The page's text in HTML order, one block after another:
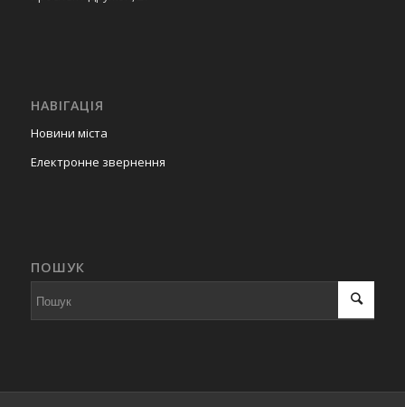
НАВІГАЦІЯ
Новини міста
Електронне звернення
ПОШУК